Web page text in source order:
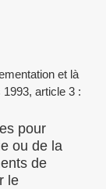
et là
article 3 :
pour
ou de la
de
le